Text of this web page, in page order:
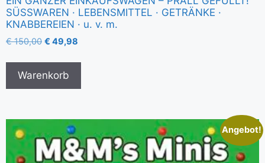
SÜSSWAREN · LEBENSMITTEL · GETRÄNKE ·
KNABBEREIEN · u. v. m.
€150,00 € 49,98
Warenkorb
Angebot!